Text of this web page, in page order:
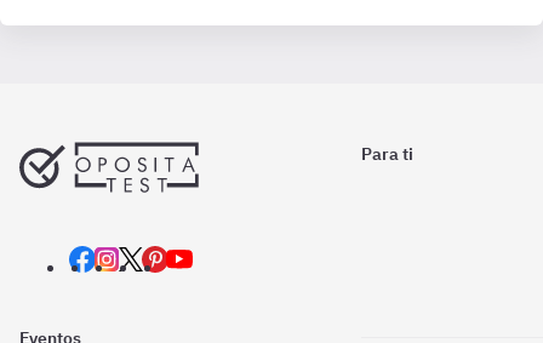
Para ti
Eventos